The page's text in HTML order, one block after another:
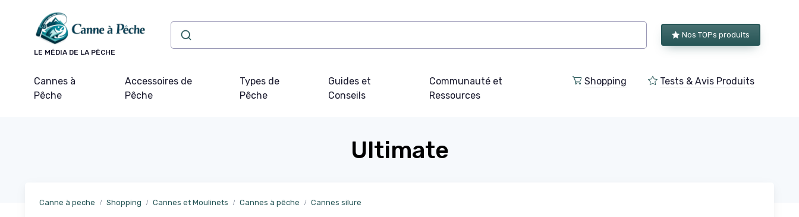
LE MÉDIA DE LA PÊCHE
Nos TOPs produits
Cannes à
Pêche
Accessoires de
Pêche
Types de
Pêche
Guides et
Conseils
Communauté et
Ressources
Shopping Tests & Avis Produits
Ultimate
Canne à peche Shopping Cannes et Moulinets Cannes à pêche Cannes silure